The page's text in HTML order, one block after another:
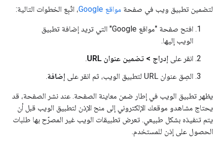
لتضمين تطبيق ويب في صفحة مواقع Google ، اتّبِع الخطوات التالية:
افتح صفحة "مواقع Google" التي تريد إضافة تطبيق
الويب إليها.
انقر على إدراج > تضمين عنوان URL
.
الصِق عنوان URL لتطبيق الويب، ثم انقر على
إضافة.
يظهر تطبيق الويب في إطار ضمن معاينة الصفحة. عند نشر الصفحة، قد
يحتاج مشاهدو موقعك الإلكتروني إلى منح الإذن لتطبيق الويب قبل أن
يتم تنفيذه بشكل طبيعي. تعرض تطبيقات الويب غير المصرّح بها طلبات
الحصول على إذن للمستخدم.